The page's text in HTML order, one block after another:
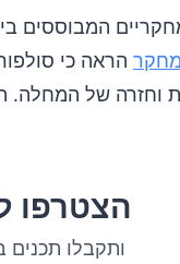
המבוססים
מחקר הראה כי
של המחלה.
הצטרפו
ותקבלו תכנים